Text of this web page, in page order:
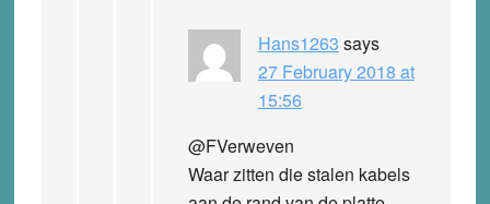
Hans1263 says
27 February 2018 at
15:56
@FVerweven
Waar zitten die stalen kabels